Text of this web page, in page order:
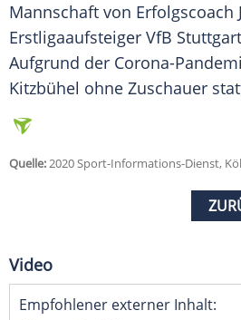
Mannschaft von Erfolgscoach
Erstligaaufsteiger VfB Stuttgart
Aufgrund der Corona-
Kitzbühel ohne Zuschauer
Quelle:2020 Sport-Informations-Dienst,
Video
Empfohlener externer Inhalt: